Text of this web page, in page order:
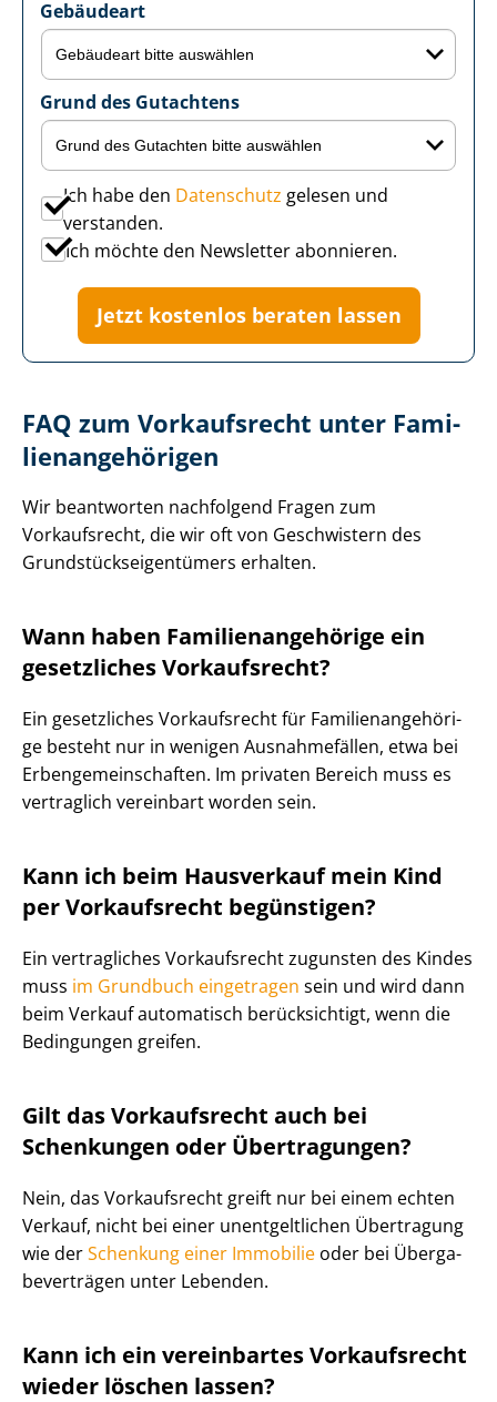
Gebäudeart
Grund des Gutachtens
Ich habe den Datenschutz gelesen und
verstanden.
Ich möchte den Newsletter abonnieren.
Jetzt kostenlos beraten lassen
FAQ zum Vorkaufsrecht unter Fa­mi­
li­en­an­ge­hö­ri­gen
Wir beantworten nachfolgend Fragen zum
Vorkaufsrecht, die wir oft von Geschwistern des
Grund­stücks­ei­gen­tü­mers erhalten.
Wann haben Fa­mi­li­en­an­ge­hö­ri­ge ein
gesetzliches Vorkaufsrecht?
Ein gesetzliches Vorkaufsrecht für Fa­mi­li­en­an­ge­hö­ri­
ge besteht nur in wenigen Ausnahmefällen, etwa bei
Er­ben­ge­mein­schaf­ten. Im privaten Bereich muss es
vertraglich vereinbart worden sein.
Kann ich beim Hausverkauf mein Kind
per Vorkaufsrecht begünstigen?
Ein vertragliches Vorkaufsrecht zugunsten des Kindes
muss im Grundbuch eingetragen sein und wird dann
beim Verkauf automatisch berücksichtigt, wenn die
Bedingungen greifen.
Gilt das Vorkaufsrecht auch bei
Schenkungen oder Übertragungen?
Nein, das Vorkaufsrecht greift nur bei einem echten
Verkauf, nicht bei einer unentgeltlichen Übertragung
wie derSchenkung einer Immobilie oder bei Über­ga­
be­ver­trä­gen unter Lebenden.
Kann ich ein vereinbartes Vorkaufsrecht
wieder löschen lassen?